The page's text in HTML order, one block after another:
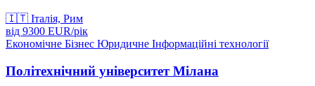
🇮🇹 Італія, Рим
від 9300 EUR/рік
Економічне Бізнес Юридичне Інформаційні технології
Політехнічний університет Мілана